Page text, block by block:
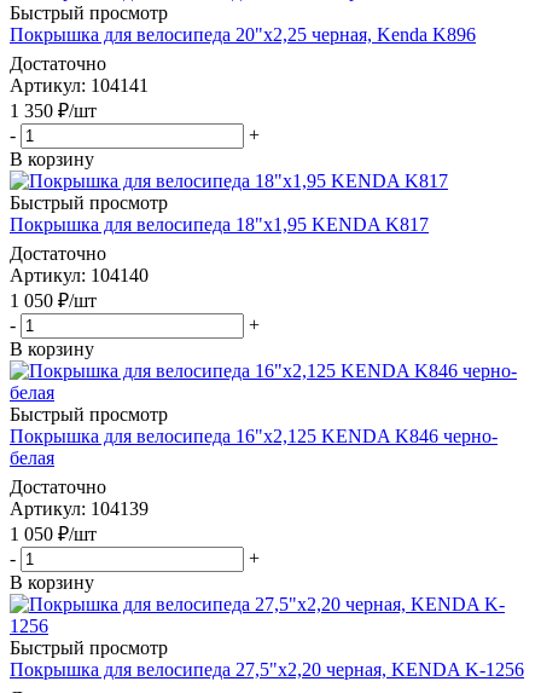
Быстрый просмотр
Покрышка для велосипеда 20"x2,25 черная, Kenda K896
Достаточно
Артикул: 104141
1 350 ₽/шт
-
+
В корзину
Быстрый просмотр
Покрышка для велосипеда 18"х1,95 KENDA K817
Достаточно
Артикул: 104140
1 050 ₽/шт
-
+
В корзину
Быстрый просмотр
Покрышка для велосипеда 16"x2,125 KENDA K846 черно-
белая
Достаточно
Артикул: 104139
1 050 ₽/шт
-
+
В корзину
Быстрый просмотр
Покрышка для велосипеда 27,5"х2,20 черная, KENDA K-1256